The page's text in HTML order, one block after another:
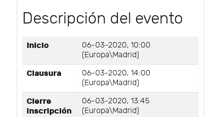
Descripción del evento
Inicio
06-03-2020, 10:00
(Europa\Madrid)
Clausura
06-03-2020, 14:00
(Europa\Madrid)
Cierre
inscripción
06-03-2020, 13:45
(Europa\Madrid)